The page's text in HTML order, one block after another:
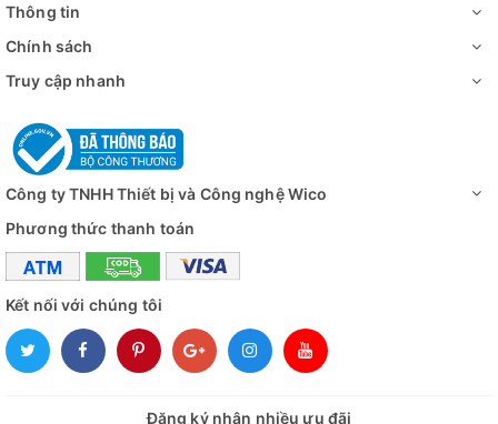
Thông tin
Chính sách
Truy cập nhanh
Công ty TNHH Thiết bị và Công nghệ Wico
Phương thức thanh toán
Kết nối với chúng tôi
Đăng ký nhận nhiều ưu đãi